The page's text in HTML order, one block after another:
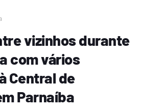
vizinhos durante
com vários
Central de
Parnaíba